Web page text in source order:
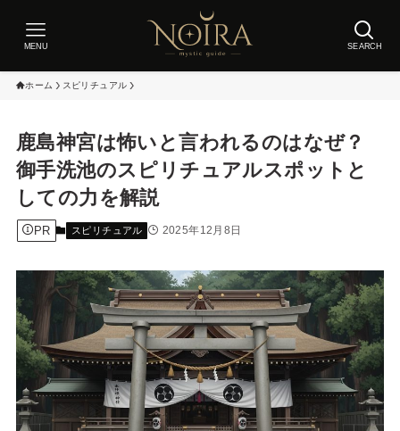
SEARCH
MENU
ホーム スピリチュアル
鹿島神宮は怖いと言われるのはなぜ？
御手洗池のスピリチュアルスポットと
しての力を解説
PR スピリチュアル 2025年12月8日